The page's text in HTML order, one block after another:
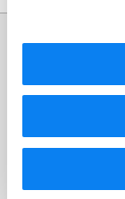
Dotazník